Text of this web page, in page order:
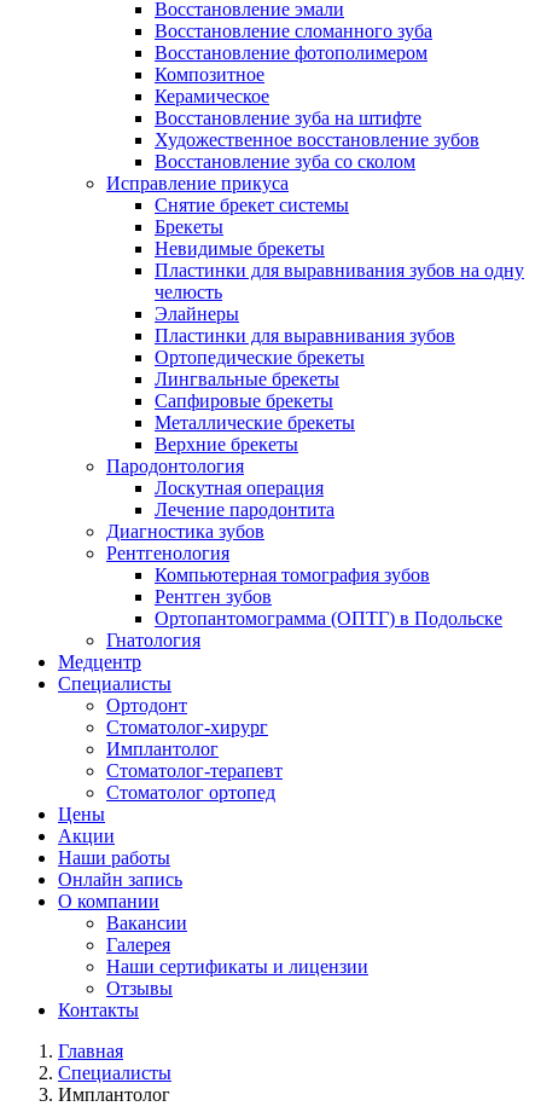
Восстановление эмали
Восстановление сломанного зуба
Восстановление фотополимером
Композитное
Керамическое
Восстановление зуба на штифте
Художественное восстановление зубов
Восстановление зуба со сколом
Исправление прикуса
Снятие брекет системы
Брекеты
Невидимые брекеты
Пластинки для выравнивания зубов на одну
челюсть
Элайнеры
Пластинки для выравнивания зубов
Ортопедические брекеты
Лингвальные брекеты
Сапфировые брекеты
Металлические брекеты
Верхние брекеты
Пародонтология
Лоскутная операция
Лечение пародонтита
Диагностика зубов
Рентгенология
Компьютерная томография зубов
Рентген зубов
Ортопантомограмма (ОПТГ) в Подольске
Гнатология
Медцентр
Специалисты
Ортодонт
Стоматолог-хирург
Имплантолог
Стоматолог-терапевт
Стоматолог ортопед
Цены
Акции
Наши работы
Онлайн запись
О компании
Вакансии
Галерея
Наши сертификаты и лицензии
Отзывы
Контакты
Главная
Специалисты
Имплантолог